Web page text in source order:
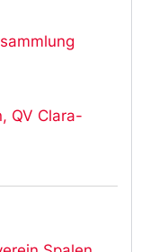
QV Clara-